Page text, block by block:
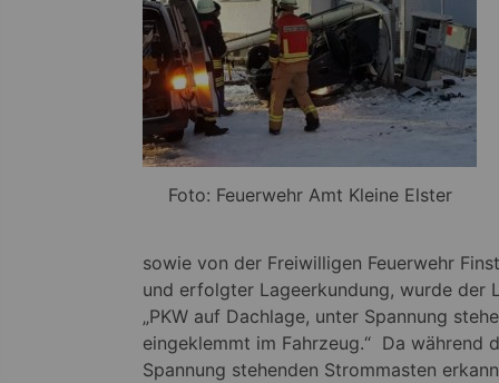
Foto: Feuerwehr Amt Kleine Elster
sowie von der Freiwilligen Feuerwehr
und erfolgter Lageerkundung, wurde der
„PKW auf Dachlage, unter Spannung
eingeklemmt im Fahrzeug.“ Da während
Spannung stehenden Strommasten